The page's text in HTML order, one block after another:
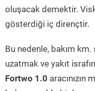
oluşacak demektir.
gösterdiği iç dirençtir.
Bu nedenle, bakım
uzatmak ve yakıt
Fortwo 1.0